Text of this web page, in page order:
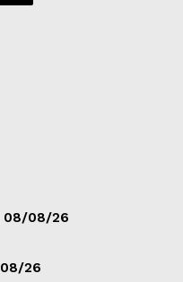
08/08/26
08/26